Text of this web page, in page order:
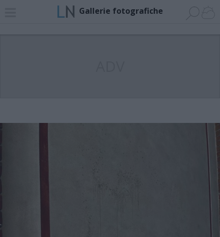
Gallerie fotografiche